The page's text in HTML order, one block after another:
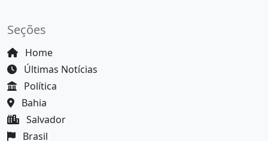
Seções
Home
Últimas Notícias
Política
Bahia
Salvador
Brasil